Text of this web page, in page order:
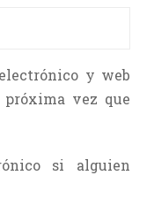
y web
vez que
si alguien